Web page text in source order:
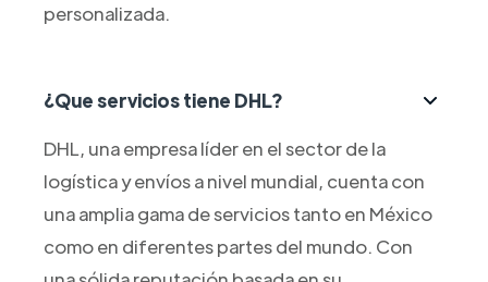
personalizada.
¿Que servicios tiene DHL?
DHL, una empresa líder en el sector de la
logística y envíos a nivel mundial, cuenta con
una amplia gama de servicios tanto en México
como en diferentes partes del mundo. Con